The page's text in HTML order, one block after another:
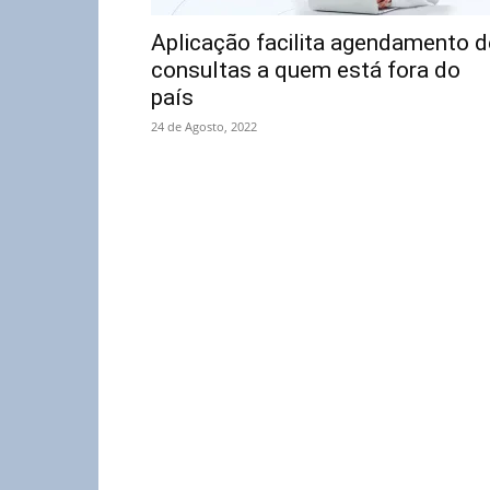
Aplicação facilita agendamento
consultas a quem está fora do
país
24 de Agosto, 2022